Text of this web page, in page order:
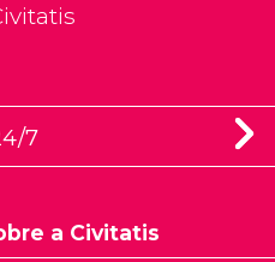
7
a Civitatis